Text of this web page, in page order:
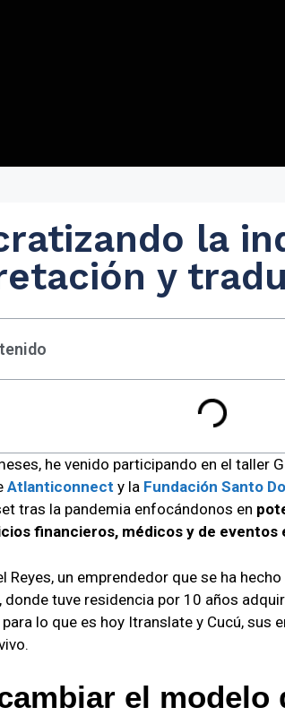
la
y
he venido participando en el taller
Atlanticonnect y la Fundación Santo
tras la pandemia enfocándonos en
financieros, médicos y de eventos
Reyes, un emprendedor que se ha
donde tuve residencia por 10 años
lo que es hoy Itranslate y Cucú, sus
el modelo